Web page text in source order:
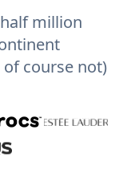
million
course not)